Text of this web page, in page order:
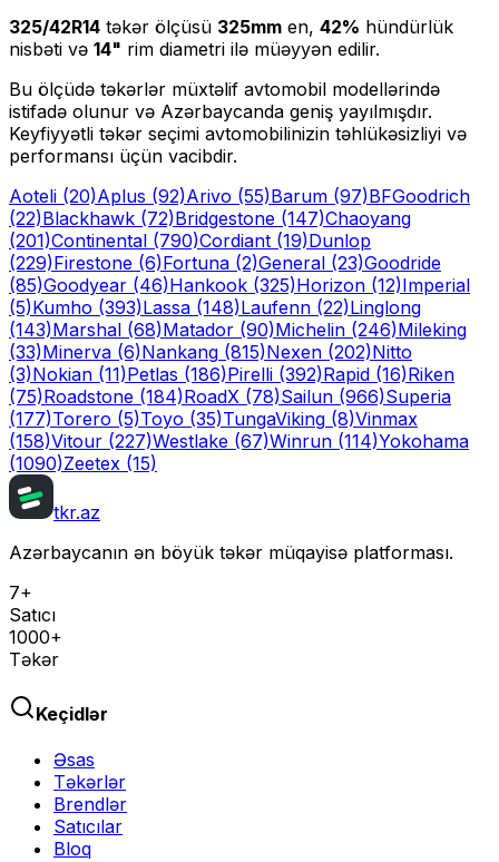
325/42R14 təkər ölçüsü 325mm en, 42% hündürlük
nisbəti və 14" rim diametri ilə müəyyən edilir.
Bu ölçüdə təkərlər müxtəlif avtomobil modellərində
istifadə olunur və Azərbaycanda geniş yayılmışdır.
Keyfiyyətli təkər seçimi avtomobilinizin təhlükəsizliyi və
performansı üçün vacibdir.
Aoteli (20)Aplus (92)Arivo (55)Barum (97)BFGoodrich
(22)Blackhawk (72)Bridgestone (147)Chaoyang
(201)Continental (790)Cordiant (19)Dunlop
(229)Firestone (6)Fortuna (2)General (23)Goodride
(85)Goodyear (46)Hankook (325)Horizon (12)Imperial
(5)Kumho (393)Lassa (148)Laufenn (22)Linglong
(143)Marshal (68)Matador (90)Michelin (246)Mileking
(33)Minerva (6)Nankang (815)Nexen (202)Nitto
(3)Nokian (11)Petlas (186)Pirelli (392)Rapid (16)Riken
(75)Roadstone (184)RoadX (78)Sailun (966)Superia
(177)Torero (5)Toyo (35)TungaViking (8)Vinmax
(158)Vitour (227)Westlake (67)Winrun (114)Yokohama
(1090)Zeetex (15)
tkr.az
Azərbaycanın ən böyük təkər müqayisə platforması.
7+
Satıcı
1000+
Təkər
Keçidlər
Əsas
Təkərlər
Brendlər
Satıcılar
Bloq